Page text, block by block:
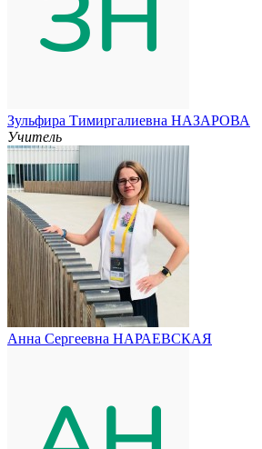
Зульфира Тимиргалиевна НАЗАРОВА
Учитель
Анна Сергеевна НАРАЕВСКАЯ